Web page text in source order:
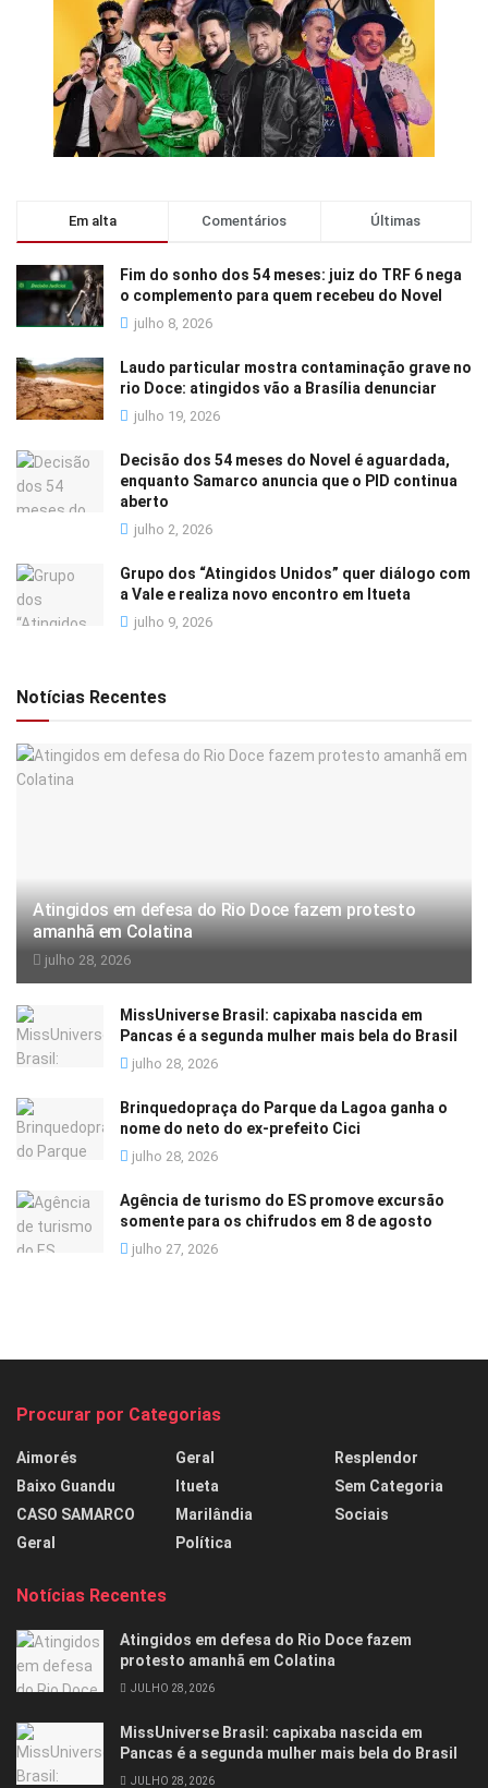
Em alta Comentários Últimas
Fim do sonho dos 54 meses: juiz do TRF 6 nega
o complemento para quem recebeu do Novel
julho 8, 2026
Laudo particular mostra contaminação grave no
rio Doce: atingidos vão a Brasília denunciar
julho 19, 2026
Decisão dos 54 meses do Novel é aguardada,
enquanto Samarco anuncia que o PID continua
aberto
julho 2, 2026
Grupo dos “Atingidos Unidos” quer diálogo com
a Vale e realiza novo encontro em Itueta
julho 9, 2026
Notícias Recentes
Atingidos em defesa do Rio Doce fazem protesto
amanhã em Colatina
julho 28, 2026
MissUniverse Brasil: capixaba nascida em
Pancas é a segunda mulher mais bela do Brasil
julho 28, 2026
Brinquedopraça do Parque da Lagoa ganha o
nome do neto do ex-prefeito Cici
julho 28, 2026
Agência de turismo do ES promove excursão
somente para os chifrudos em 8 de agosto
julho 27, 2026
Procurar por Categorias
Aimorés
Baixo Guandu
CASO SAMARCO
Geral
Geral
Itueta
Marilândia
Política
Resplendor
Sem Categoria
Sociais
Notícias Recentes
Atingidos em defesa do Rio Doce fazem
protesto amanhã em Colatina
JULHO 28, 2026
MissUniverse Brasil: capixaba nascida em
Pancas é a segunda mulher mais bela do Brasil
JULHO 28, 2026